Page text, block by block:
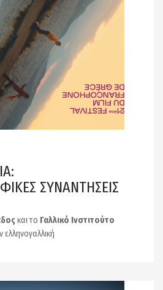
ΣΥΝΑΝΤΗΣΕΙΣ
και το Γαλλικό Ινστιτούτο
ελληνογαλλική